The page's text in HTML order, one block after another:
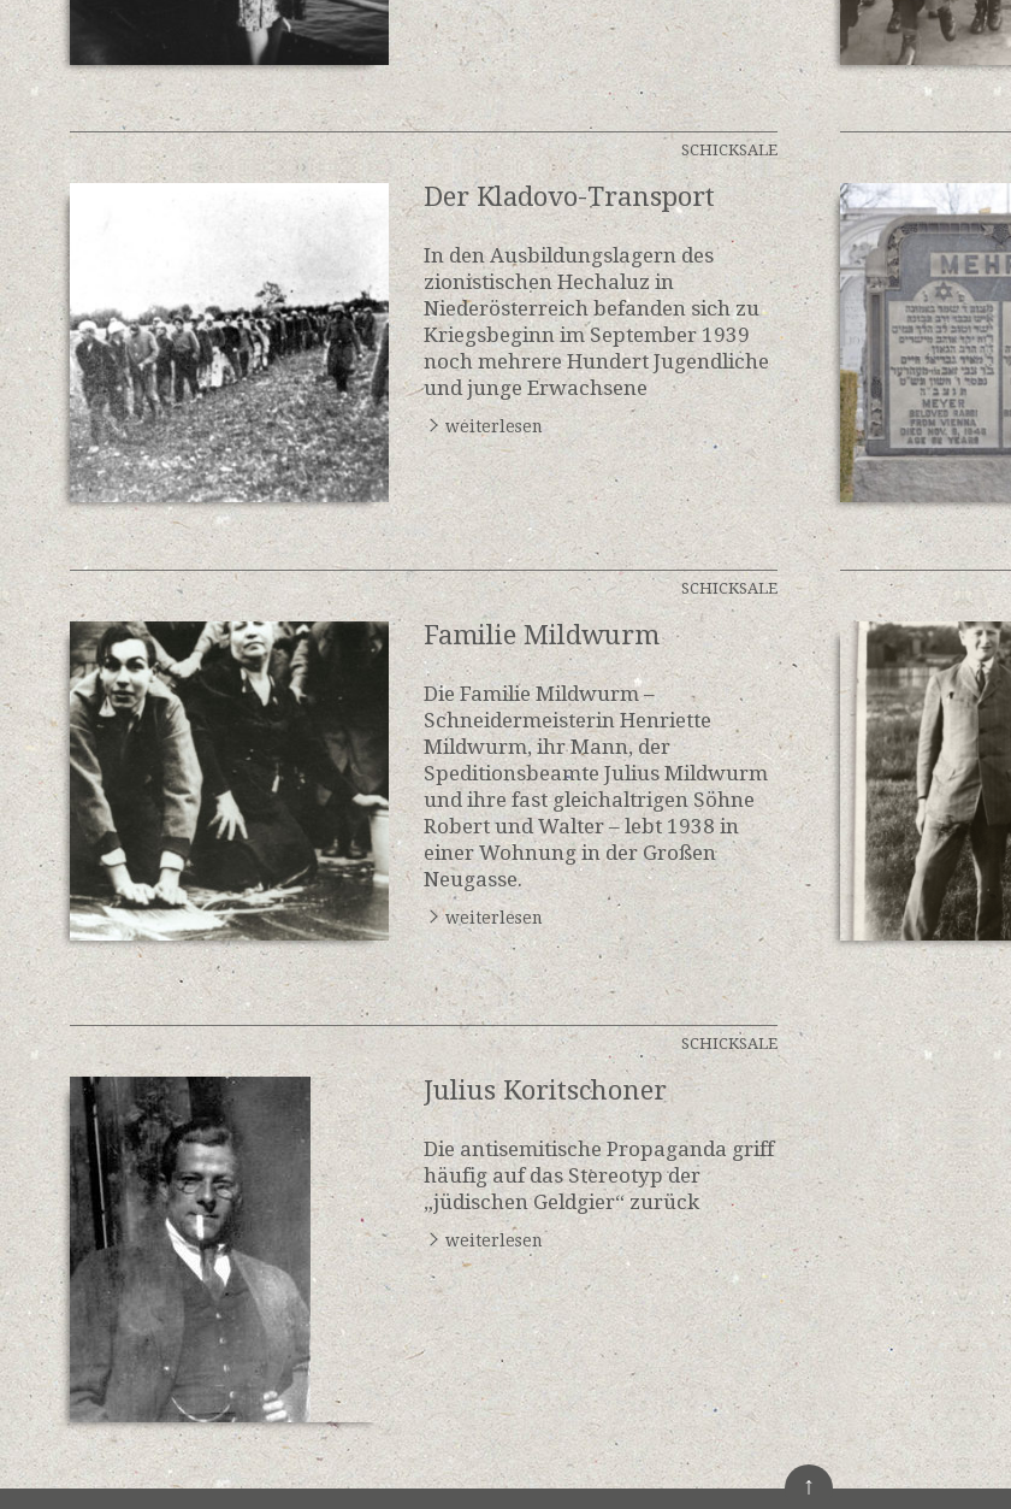
SCHICKSALE
Der Kladovo-Transport
In den Ausbildungslagern des
zionistischen Hechaluz in
Niederösterreich befanden sich zu
Kriegsbeginn im September 1939
noch mehrere Hundert Jugendliche
und junge Erwachsene
weiterlesen
SCHICKSALE
Familie Mildwurm
Die Familie Mildwurm –
Schneidermeisterin Henriette
Mildwurm, ihr Mann, der
Speditionsbeamte Julius Mildwurm
und ihre fast gleichaltrigen Söhne
Robert und Walter – lebt 1938 in
einer Wohnung in der Großen
Neugasse.
weiterlesen
SCHICKSALE
Julius Koritschoner
Die antisemitische Propaganda griff
häufig auf das Stereotyp der
„jüdischen Geldgier“ zurück
weiterlesen